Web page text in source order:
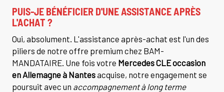
PUIS-JE BÉNÉFICIER D'UNE ASSISTANCE APRÈS
L'ACHAT ?
Oui, absolument. L'assistance après-achat est l'un des
piliers de notre offre premium chez BAM-
MANDATAIRE. Une fois votre Mercedes CLE occasion
en Allemagne à Nantesacquise, notre engagement se
poursuit avec un accompagnement à long terme